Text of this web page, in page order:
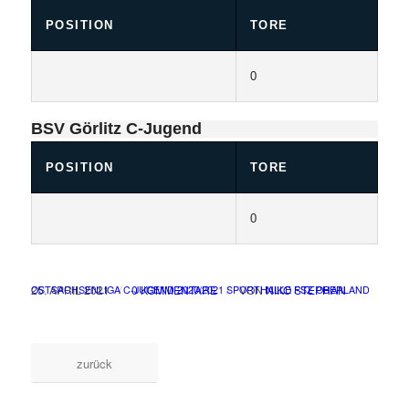
POSITION TORE
0
BSV Görlitz C-Jugend
POSITION TORE
0
25. APRIL 2021 / 0 KOMMENTARE / VONNIKO STEPHAN /
OSTSACHSENLIGA C-JUGEND 2020/2021 SPORTHALLE FSZ OBERLAND
zurück